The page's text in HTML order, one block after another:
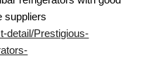
suppliers
detail/Prestigious-